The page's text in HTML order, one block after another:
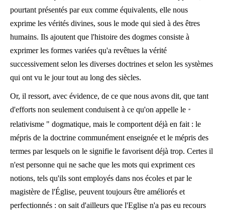
pourtant présentés par eux comme équivalents, elle nous
exprime les vérités divines, sous le mode qui sied à des êtres
humains. Ils ajoutent que l'histoire des dogmes consiste à
exprimer les formes variées qu'a revêtues la vérité
successivement selon les diverses doctrines et selon les systèmes
qui ont vu le jour tout au long des siècles.
Or, il ressort, avec évidence, de ce que nous avons dit, que tant
d'efforts non seulement conduisent à ce qu'on appelle le "
relativisme " dogmatique, mais le comportent déjà en fait : le
mépris de la doctrine communément enseignée et le mépris des
termes par lesquels on le signifie le favorisent déjà trop. Certes il
n'est personne qui ne sache que les mots qui expriment ces
notions, tels qu'ils sont employés dans nos écoles et par le
magistère de l'Église, peuvent toujours être améliorés et
perfectionnés : on sait d'ailleurs que l'Eglise n'a pas eu recours